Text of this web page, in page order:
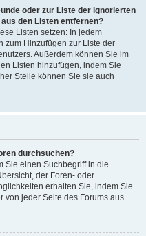
oder zur Liste der ignorierten
den Listen entfernen?
Listen setzen: In jedem
zum Hinzufügen zur Liste der
Außerdem können Sie im
Listen hinzufügen, indem Sie
Stelle können Sie sie auch
durchsuchen?
Sie einen Suchbegriff in die
der Foren- oder
erhalten Sie, indem Sie
von jeder Seite des Forums aus